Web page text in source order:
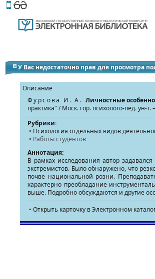
Этот сайт поддерживает
У Вас недостаточно прав для просмотра
Описание
Фурсова И. А. Личностные
практика" / Моск. гор. психолого-пед. ун-
Рубрики:
• Психология отдельных видов
• Работы студентов
Аннотация:
В рамках исследования автор
экстремистов. Было обнаружено, что
почве национальной розни.
характерно преобладание
выше. Подробно обсуждаются и другие
• Открыть карточку в Электронном